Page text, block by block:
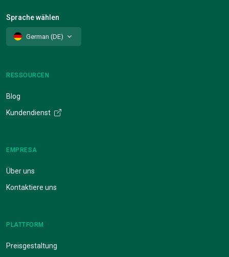
Sprache wählen
German (DE)
RESSOURCEN
Blog
Kundendienst
EMPRESA
Über uns
Kontaktiere uns
PLATTFORM
Preisgestaltung